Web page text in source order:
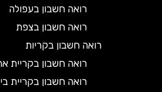
רואה חשבון בעפולה
רואה חשבון בצפת
רואה חשבון בקריות
רואה חשבון בקריית אתא
רואה חשבון בקריית ביאליק